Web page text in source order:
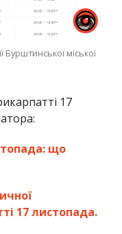
Бурштинської міської
17
що
17 листопада.